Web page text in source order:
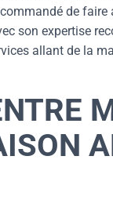
de
son expertise
allant de la